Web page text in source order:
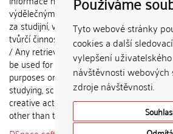
Tyto webové stránky
cookies a další
vylepšení
návštěvnosti
zdroje návštěvnosti.
výdělečným účelům nebo vydávány
za studijní, vědeckou nebo jinou
tvůrčí činnost jiné osoby než autora.
/ Any retrieved information shall not
be used for any commercial
purposes or claimed as results of
studying, scientific or any other
creative activities of any person
other than the author.